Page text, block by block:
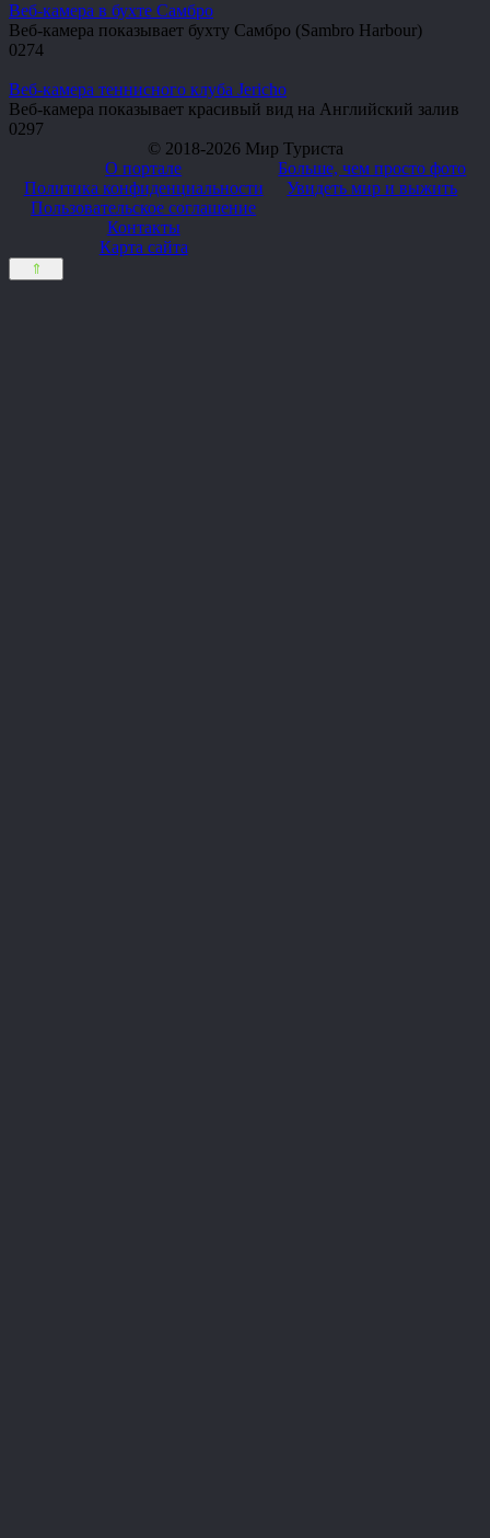
Веб-камера в бухте Самбро
Веб-камера показывает бухту Самбро (Sambro Harbour)
0274
Веб-камера теннисного клуба Jericho
Веб-камера показывает красивый вид на Английский залив
0297
© 2018-2026 Мир Туриста
О портале
Политика конфиденциальности
Пользовательское соглашение
Контакты
Карта сайта
Больше, чем просто фото
Увидеть мир и выжить